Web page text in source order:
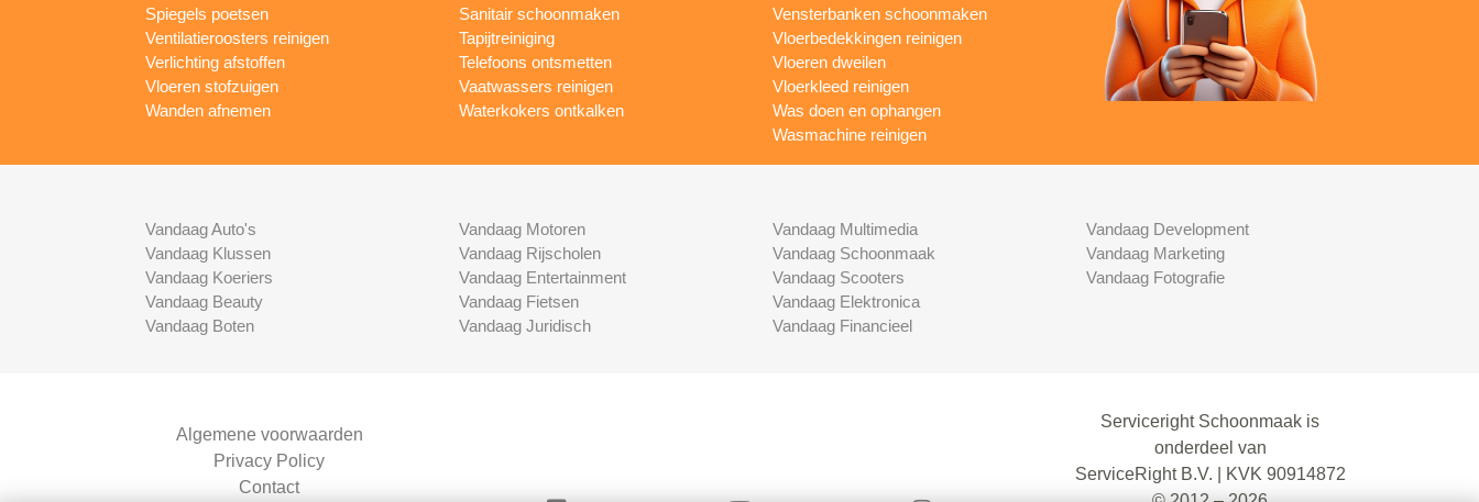
Spiegels poetsen
Ventilatieroosters reinigen
Verlichting afstoffen
Vloeren stofzuigen
Wanden afnemen
Sanitair schoonmaken
Tapijtreiniging
Telefoons ontsmetten
Vaatwassers reinigen
Waterkokers ontkalken
Vensterbanken schoonmaken
Vloerbedekkingen reinigen
Vloeren dweilen
Vloerkleed reinigen
Was doen en ophangen
Wasmachine reinigen
Vandaag Auto's
Vandaag Klussen
Vandaag Koeriers
Vandaag Beauty
Vandaag Boten
Vandaag Motoren
Vandaag Rijscholen
Vandaag Entertainment
Vandaag Fietsen
Vandaag Juridisch
Vandaag Multimedia
Vandaag Schoonmaak
Vandaag Scooters
Vandaag Elektronica
Vandaag Financieel
Vandaag Development
Vandaag Marketing
Vandaag Fotografie
Algemene voorwaarden
Privacy Policy
Contact
Serviceright Schoonmaak is
onderdeel van
ServiceRight B.V. | KVK 90914872